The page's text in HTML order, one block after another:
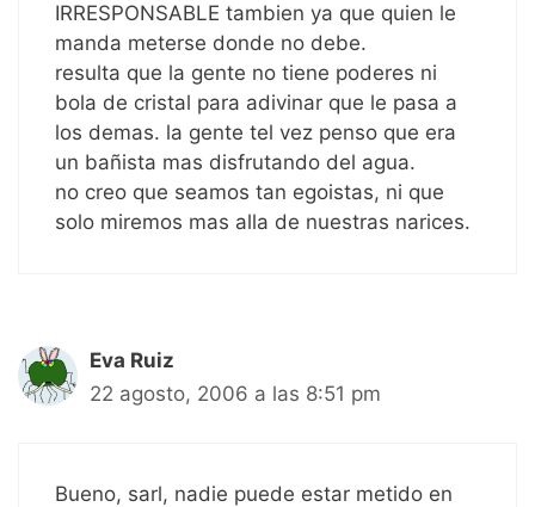
IRRESPONSABLE tambien ya que quien le
manda meterse donde no debe.
resulta que la gente no tiene poderes ni
bola de cristal para adivinar que le pasa a
los demas. la gente tel vez penso que era
un bañista mas disfrutando del agua.
no creo que seamos tan egoistas, ni que
solo miremos mas alla de nuestras narices.
Eva Ruiz
22 agosto, 2006 a las 8:51 pm
Bueno, sarl, nadie puede estar metido en